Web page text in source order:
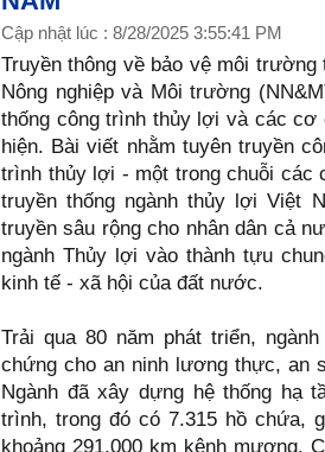
Cập nhật lúc : 8/28/2025 3:55:41 PM
Truyền thông về bảo vệ môi
Nông nghiệp và Môi trường
thống công trình thủy lợi và các
hiện. Bài viết nhằm tuyên truyền
trình thủy lợi - một trong chuỗi các
truyền thống ngành thủy lợi Việt
truyền sâu rộng cho nhân dân cả
ngành Thủy lợi vào thành tựu
kinh tế - xã hội của đất nước.
Trải qua 80 năm phát triển,
chứng cho an ninh lương thực, an
Ngành đã xây dựng hệ thống hạ
trình, trong đó có 7.315 hồ chứa,
khoảng 291.000 km kênh mương.